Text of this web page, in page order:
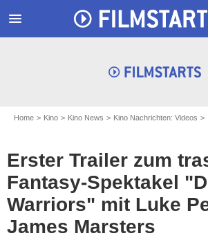
menu
Home Kino Kino News Kino Nachrichten: Videos
Erster Trailer zum
Fantasy-Spektakel
Warriors" mit Luke
James Marsters